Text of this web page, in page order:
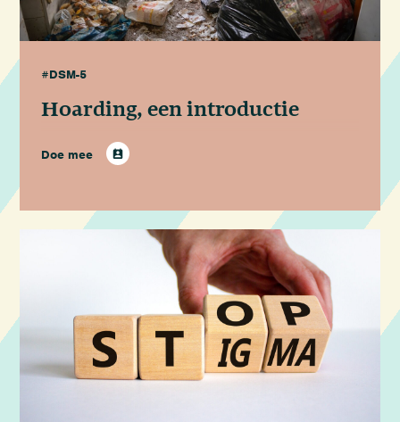
#DSM-5
Hoarding, een introductie
Doe mee